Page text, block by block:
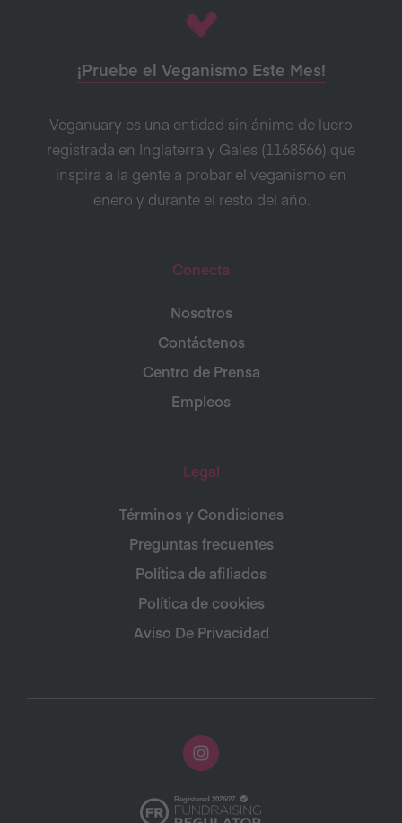
¡Pruebe el Veganismo Este Mes!
Veganuary es una entidad sin ánimo de lucro
registrada en Inglaterra y Gales (1168566) que
inspira a la gente a probar el veganismo en
enero y durante el resto del año.
Conecta
Nosotros
Contáctenos
Centro de Prensa
Empleos
Legal
Términos y Condiciones
Preguntas frecuentes
Política de afiliados
Política de cookies
Aviso De Privacidad